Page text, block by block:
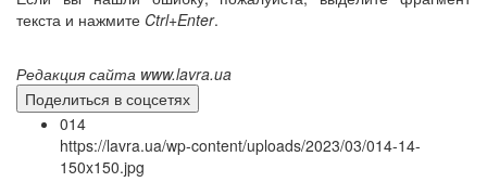
текста и нажмите Ctrl+Enter.
Редакция сайта www.lavra.ua
Поделиться в соцсетях
014
https://lavra.ua/wp-content/uploads/2023/03/014-14-
150x150.jpg